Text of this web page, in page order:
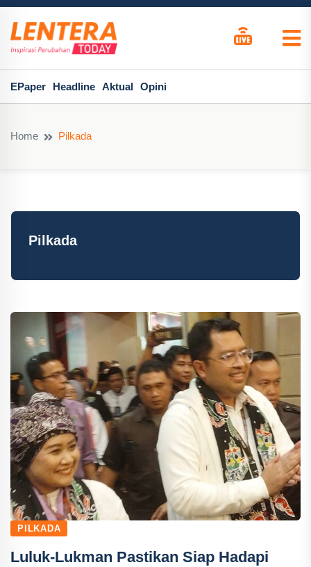
EPaper Headline Aktual Opini
Home Pilkada
Pilkada
PILKADA
Luluk-Lukman Pastikan Siap Hadapi